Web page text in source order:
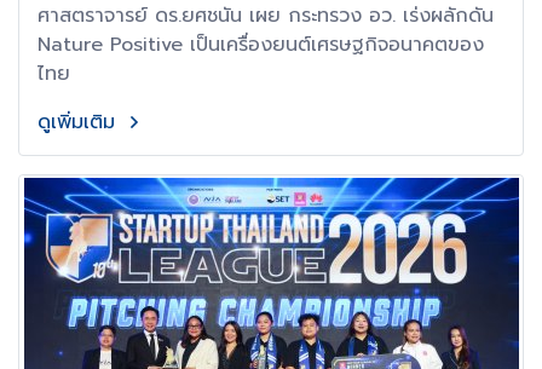
ศาสตราจารย์ ดร.ยศชนัน เผย กระทรวง อว. เร่งผลักดัน
Nature Positive เป็นเครื่องยนต์เศรษฐกิจอนาคตของ
ไทย
ดูเพิ่มเติม